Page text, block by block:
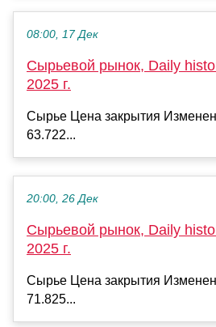
08:00, 17 Дек
Сырьевой рынок, Daily
2025 г.
Сырье Цена закрытия
63.722...
20:00, 26 Дек
Сырьевой рынок, Daily
2025 г.
Сырье Цена закрытия
71.825...